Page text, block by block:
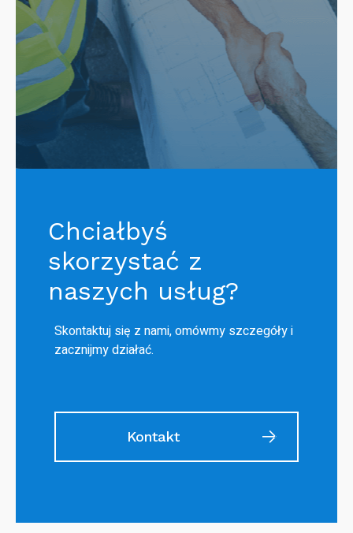
Chciałbyś
skorzystać z
naszych usług?
Skontaktuj się z nami, omówmy szczegóły i
zacznijmy działać.
Kontakt